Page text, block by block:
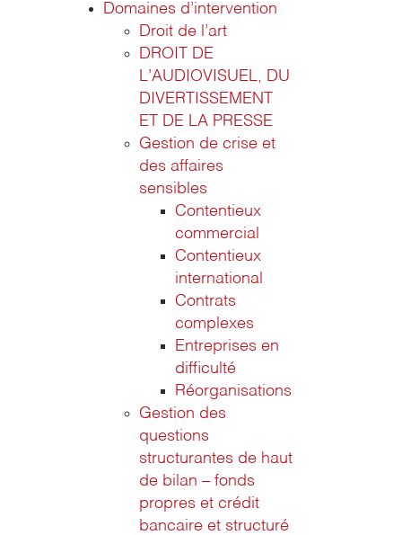
Domaines d’intervention
Droit de l’art
DROIT DE
L’AUDIOVISUEL, DU
DIVERTISSEMENT
ET DE LA PRESSE
Gestion de crise et
des affaires
sensibles
Contentieux
commercial
Contentieux
international
Contrats
complexes
Entreprises en
difficulté
Réorganisations
Gestion des
questions
structurantes de haut
de bilan – fonds
propres et crédit
bancaire et structuré